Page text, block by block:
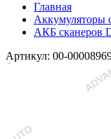
Главная
Аккумуляторы
АКБ сканеров
Артикул: 00-